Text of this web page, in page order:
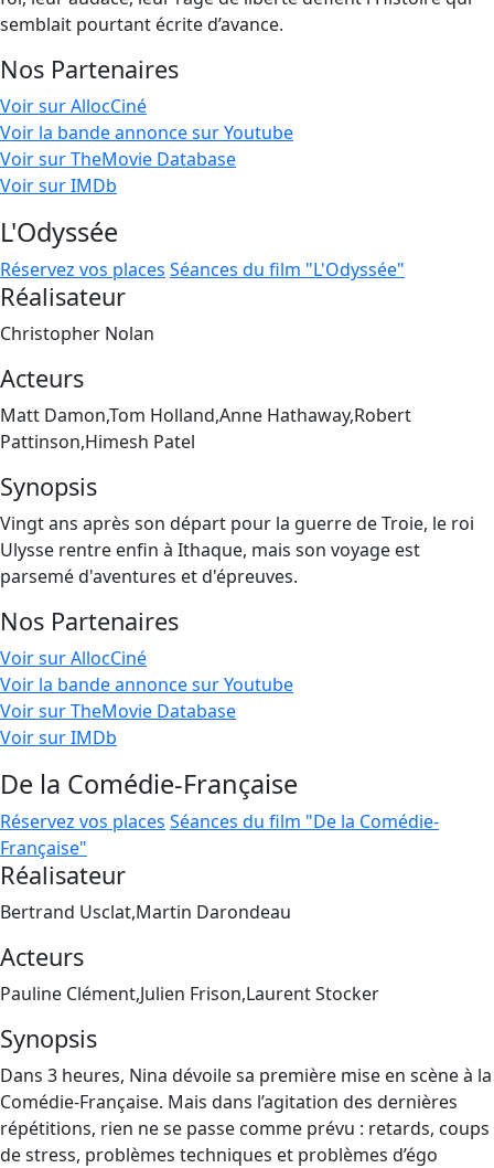
semblait pourtant écrite d’avance.
Nos Partenaires
Voir sur AllocCiné
Voir la bande annonce sur Youtube
Voir sur TheMovie Database
Voir sur IMDb
L'Odyssée
Réservez vos places Séances du film "L'Odyssée"
Réalisateur
Christopher Nolan
Acteurs
Matt Damon,Tom Holland,Anne Hathaway,Robert
Pattinson,Himesh Patel
Synopsis
Vingt ans après son départ pour la guerre de Troie, le roi
Ulysse rentre enfin à Ithaque, mais son voyage est
parsemé d'aventures et d'épreuves.
Nos Partenaires
Voir sur AllocCiné
Voir la bande annonce sur Youtube
Voir sur TheMovie Database
Voir sur IMDb
De la Comédie-Française
Réservez vos places Séances du film "De la Comédie-
Française"
Réalisateur
Bertrand Usclat,Martin Darondeau
Acteurs
Pauline Clément,Julien Frison,Laurent Stocker
Synopsis
Dans 3 heures, Nina dévoile sa première mise en scène à la
Comédie-Française. Mais dans l’agitation des dernières
répétitions, rien ne se passe comme prévu : retards, coups
de stress, problèmes techniques et problèmes d’égo